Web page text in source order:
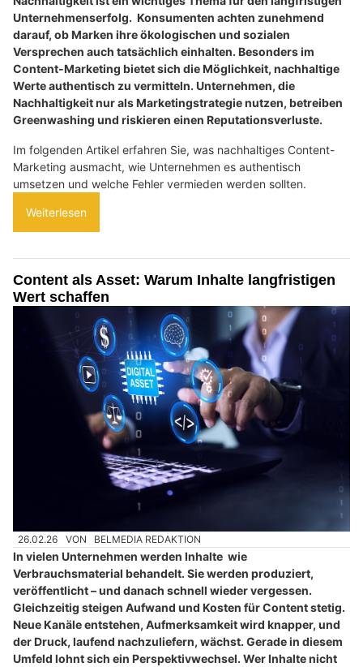
Unternehmenserfolg. Konsumenten achten zunehmend
darauf, ob Marken ihre ökologischen und sozialen
Versprechen auch tatsächlich einhalten. Besonders im
Content-Marketing bietet sich die Möglichkeit, nachhaltige
Werte authentisch zu vermitteln. Unternehmen, die
Nachhaltigkeit nur als Marketingstrategie nutzen, betreiben
Greenwashing und riskieren einen Reputationsverluste.
Im folgenden Artikel erfahren Sie, was nachhaltiges Content-
Marketing ausmacht, wie Unternehmen es authentisch
umsetzen und welche Fehler vermieden werden sollten.
Weiterlesen
Content als Asset: Warum Inhalte langfristigen
Wert schaffen
26.02.26 VON BELMEDIA REDAKTION
In vielen Unternehmen werden Inhalte wie
Verbrauchsmaterial behandelt. Sie werden produziert,
veröffentlicht – und danach schnell wieder vergessen.
Gleichzeitig steigen Aufwand und Kosten für Content stetig.
Neue Kanäle entstehen, Aufmerksamkeit wird knapper, und
der Druck, laufend nachzuliefern, wächst. Gerade in diesem
Umfeld lohnt sich ein Perspektivwechsel. Wer Inhalte nicht